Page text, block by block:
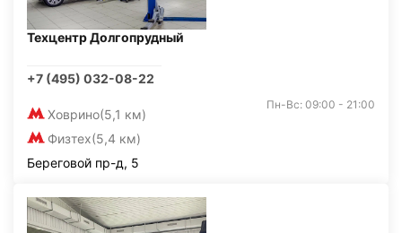
Техцентр Долгопрудный
+7 (495) 032-08-22
Ховрино(5,1 км)
Физтех(5,4 км)
Пн-Вс: 09:00 - 21:00
Береговой пр-д, 5